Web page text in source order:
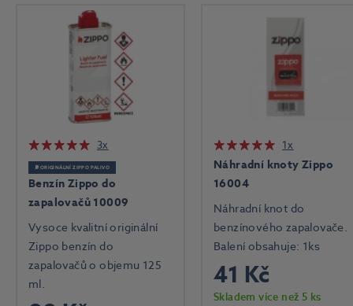
3x
⛽ ORIGINÁLNÍ ZIPPO PALIVO
Benzín Zippo do
zapalovačů 10009
Vysoce kvalitní originální
Zippo benzín do
zapalovačů o objemu 125
ml.
1x
Náhradní knoty Zippo
16004
Náhradní knot do
benzínového zapalovače.
Balení obsahuje: 1ks
41 Kč
Skladem více než 5 ks